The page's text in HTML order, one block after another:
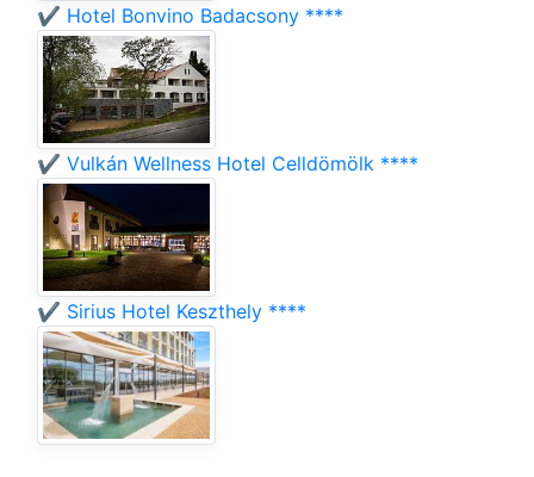
✔️ Hotel Bonvino Badacsony ****
✔️ Vulkán Wellness Hotel Celldömölk ****
✔️ Sirius Hotel Keszthely ****